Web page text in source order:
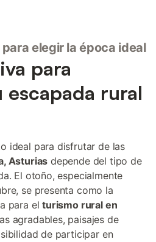
elegir la época ideal
para
rural
ideal para disfrutar de las
Asturias depende del tipo de
El otoño, especialmente
se presenta como la
para elturismo rural en
agradables, paisajes de
de participar en